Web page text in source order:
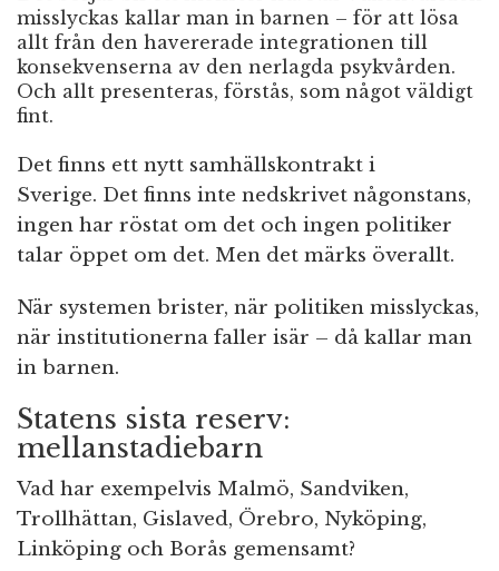
misslyckas kallar man in barnen – för att lösa
allt från den havererade integrationen till
konsekvenserna av den nerlagda psykvården.
Och allt presenteras, förstås, som något väldigt
fint.
Det finns ett nytt samhällskontrakt i
Sverige. Det finns inte nedskrivet någonstans,
ingen har röstat om det och ingen politiker
talar öppet om det. Men det märks överallt.
När systemen brister, när politiken misslyckas,
när institutionerna faller isär – då kallar man
in barnen.
Statens sista reserv:
mellanstadiebarn
Vad har exempelvis Malmö, Sandviken,
Trollhättan, Gislaved, Örebro, Nyköping,
Linköping och Borås gemensamt?